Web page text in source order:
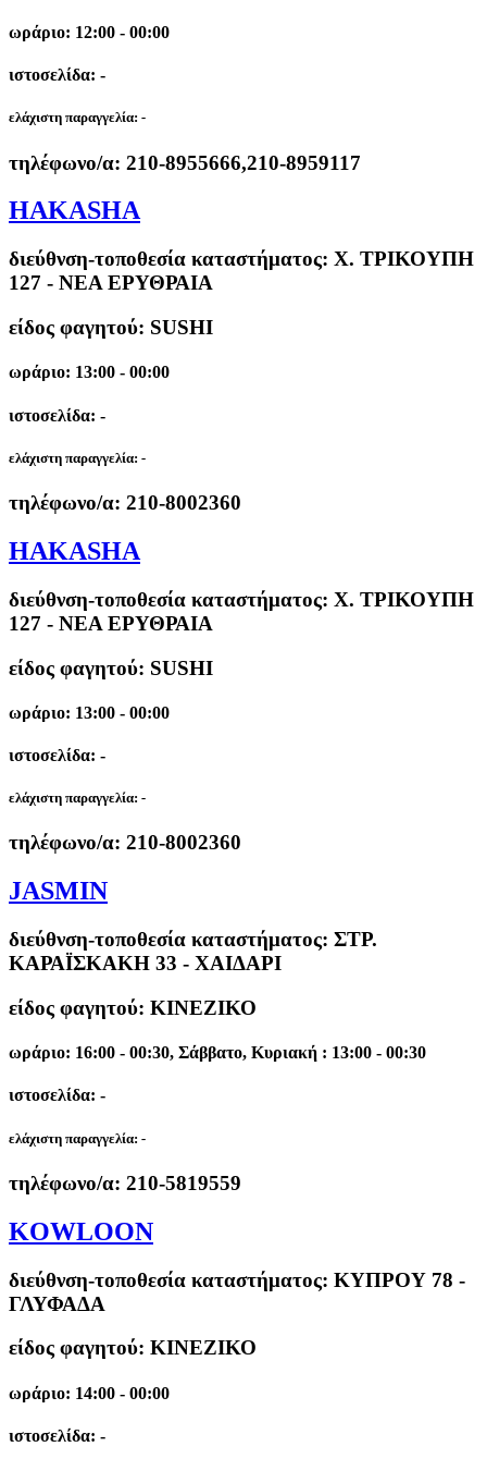
ωράριο: 12:00 - 00:00
ιστοσελίδα: -
ελάχιστη παραγγελία: -
τηλέφωνο/α: 210-8955666,210-8959117
HAKASHA
διεύθνση-τοποθεσία καταστήματος: Χ. ΤΡΙΚΟΥΠΗ
127 - ΝΕΑ ΕΡΥΘΡΑΙΑ
είδος φαγητού: SUSHI
ωράριο: 13:00 - 00:00
ιστοσελίδα: -
ελάχιστη παραγγελία: -
τηλέφωνο/α: 210-8002360
HAKASHA
διεύθνση-τοποθεσία καταστήματος: Χ. ΤΡΙΚΟΥΠΗ
127 - ΝΕΑ ΕΡΥΘΡΑΙΑ
είδος φαγητού: SUSHI
ωράριο: 13:00 - 00:00
ιστοσελίδα: -
ελάχιστη παραγγελία: -
τηλέφωνο/α: 210-8002360
JASMIN
διεύθνση-τοποθεσία καταστήματος: ΣΤΡ.
ΚΑΡΑΪΣΚΑΚΗ 33 - ΧΑΙΔΑΡΙ
είδος φαγητού: ΚΙΝΕΖΙΚΟ
ωράριο: 16:00 - 00:30, Σάββατο, Κυριακή : 13:00 - 00:30
ιστοσελίδα: -
ελάχιστη παραγγελία: -
τηλέφωνο/α: 210-5819559
KOWLOON
διεύθνση-τοποθεσία καταστήματος: ΚΥΠΡΟΥ 78 -
ΓΛΥΦΑΔΑ
είδος φαγητού: ΚΙΝΕΖΙΚΟ
ωράριο: 14:00 - 00:00
ιστοσελίδα: -